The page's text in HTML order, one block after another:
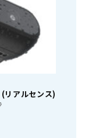
アルセンス)